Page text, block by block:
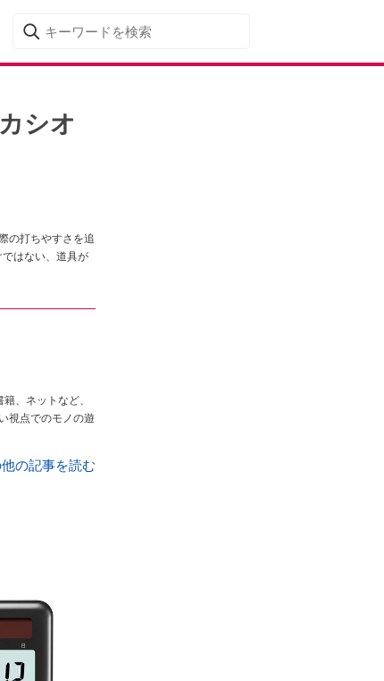
シオ
の打ちやすさを追
はない、道具が
、ネットなど、
視点でのモノの遊
の記事を読む